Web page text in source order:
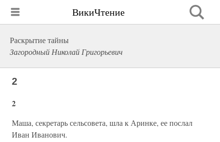
ВикиЧтение
Раскрытие тайны
Загородный Николай Григорьевич
2
2
Маша, секретарь сельсовета, шла к Аринке, ее послал
Иван Иванович.